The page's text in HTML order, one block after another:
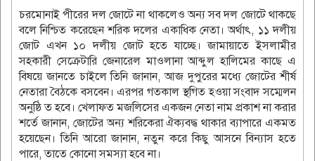
চরমোনাই পীরের দল জোটে না থাকলেও অন্য সব দল জোটে থাকছে
বলে নিশ্চিত করেছেন শরিক দলের একাধিক নেতা। অর্থাৎ, ১১ দলীয়
জোট এখন ১০ দলীয় জোট হতে যাচ্ছে। জামায়াতে ইসলামীর
সহকারী সেক্রেটারি জেনারেল মাওলানা আব্দুল হালিমের কাছে এ
বিষয়ে জানতে চাইলে তিনি জানান, আজ দুপুরের মধ্যে জোটের শীর্ষ
নেতারা বৈঠকে বসবেন। এরপর গতকাল স্থগিত হওয়া সংবাদ সম্মেলন
অনুষ্ঠি ত হবে। খেলাফত মজলিসের একজন নেতা নাম প্রকাশ না করার
শর্তে জানান, জোটের অন্য শরিকেরা ঐক্যবদ্ধ থাকার ব্যাপারে একমত
হয়েছেন। তিনি আরো জানান, নতুন করে কিছু আসনে বিন্যাস হতে
পারে, তাতে কোনো সমস্যা হবে না।